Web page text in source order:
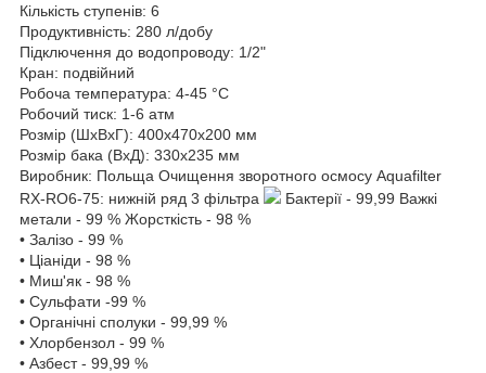
Кількість ступенів: 6
Продуктивність: 280 л/добу
Підключення до водопроводу: 1/2"
Кран: подвійний
Робоча температура: 4-45 °С
Робочий тиск: 1-6 атм
Розмір (ШхВхГ): 400х470х200 мм
Розмір бака (ВхД): 330х235 мм
Виробник: Польща Очищення зворотного осмосу Aquafilter
RX-RO6-75: нижній ряд 3 фільтра
Бактерії - 99,99 Важкі
метали - 99 % Жорсткість - 98 %
• Залізо - 99 %
• Ціаніди - 98 %
• Миш'як - 98 %
• Сульфати -99 %
• Органічні сполуки - 99,99 %
• Хлорбензол - 99 %
• Азбест - 99,99 %